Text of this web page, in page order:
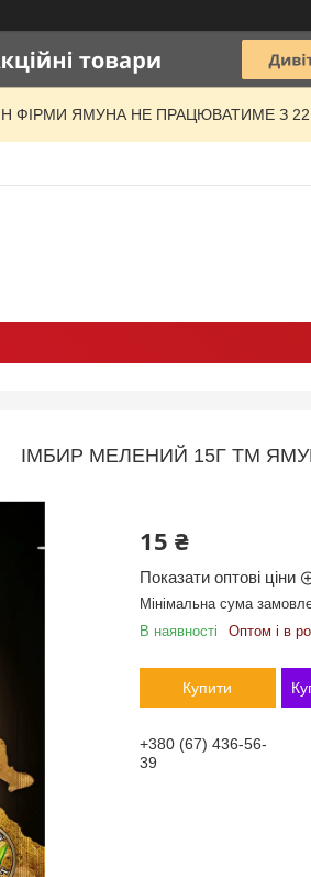
ФІРМИ ЯМУНА НЕ ПРАЦЮВАТИМЕ З
ІМБИР МЕЛЕНИЙ 15Г ТМ
15 ₴
Показати оптові ціни
Мінімальна сума
В наявності
Оптом і в
Купити
+380 (67) 436-56-
39